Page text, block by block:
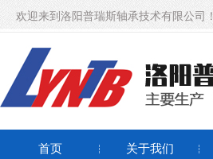
欢迎来到洛阳普瑞斯轴承技术有限公司！
首页 关于我们